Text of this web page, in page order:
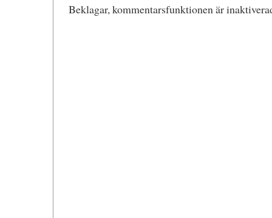
Beklagar, kommentarsfunktionen är